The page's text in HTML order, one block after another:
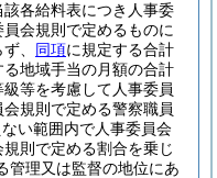
各給料表につき人事委
会規則で定めるものに
、 同項に規定する合計
地域手当の月額の合計
等を考慮して人事委員
規則で定める警察職員
い範囲内で人事委員会
則で定める割合を乗じ
管理又は監督の地位にあ